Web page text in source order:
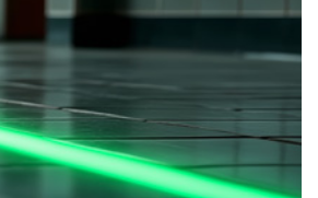
ابزارآلات اندازه‌گیری
ابزار و تجهیزات ایمنی
ابزار جانبی